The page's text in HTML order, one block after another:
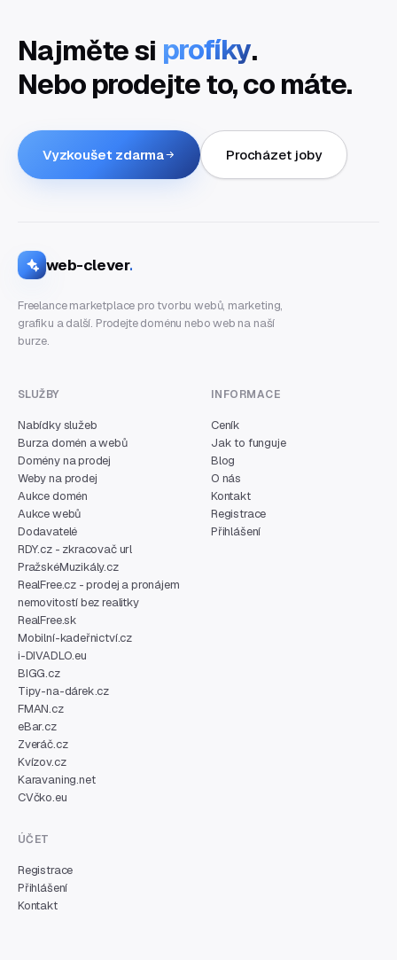
Najměte si profíky.
Nebo prodejte to, co máte.
Vyzkoušet zdarma Procházet joby
web-clever.
Freelance marketplace pro tvorbu webů, marketing,
grafiku a další. Prodejte doménu nebo web na naší
burze.
SLUŽBY
Nabídky služeb
Burza domén a webů
Domény na prodej
Weby na prodej
Aukce domén
Aukce webů
Dodavatelé
RDY.cz - zkracovač url
PražskéMuzikály.cz
RealFree.cz - prodej a pronájem
nemovitostí bez realitky
RealFree.sk
Mobilní-kadeřnictví.cz
i-DIVADLO.eu
BIGG.cz
Tipy-na-dárek.cz
FMAN.cz
eBar.cz
Zveráč.cz
Kvízov.cz
Karavaning.net
CVčko.eu
INFORMACE
Ceník
Jak to funguje
Blog
O nás
Kontakt
Registrace
Přihlášení
ÚČET
Registrace
Přihlášení
Kontakt